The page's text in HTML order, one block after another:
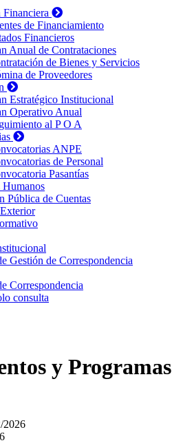
de Financiamiento
Financieros
Anual de Contrataciones
de Bienes y Servicios
de Proveedores
Estratégico Institucional
Operativo Anual
al P O A
ANPE
de Personal
Pasantías
Humanos
Pública de Cuentas
Gestión de Correspondencia
Correspondencia
consulta
y Programas
2026